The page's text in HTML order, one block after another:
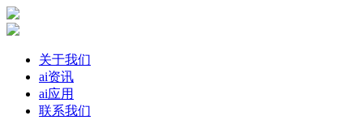
关于我们
ai资讯
ai应用
联系我们